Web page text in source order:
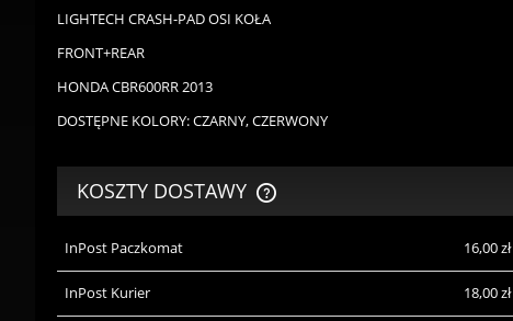
LIGHTECH CRASH-PAD OSI KOŁA
FRONT+REAR
HONDA CBR600RR 2013
DOSTĘPNE KOLORY: CZARNY, CZERWONY
KOSZTY DOSTAWY
CENA NIE ZAWIERA EWENTUALNYCH
KOSZTÓW PŁATNOŚCI
InPost Paczkomat 16,00 zł
InPost Kurier 18,00 zł